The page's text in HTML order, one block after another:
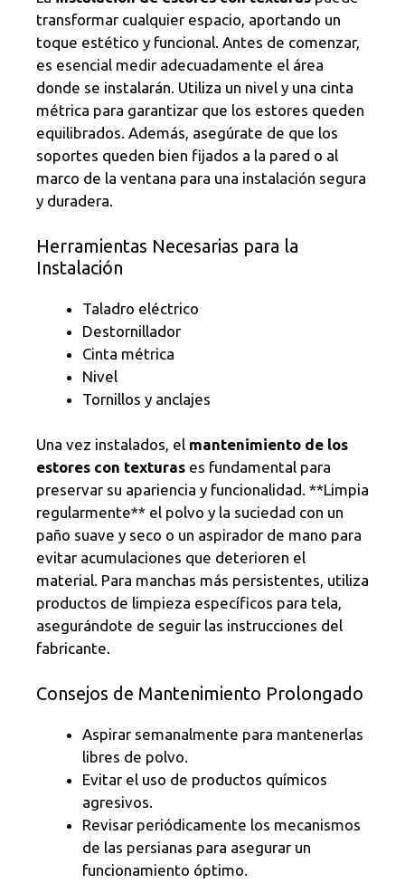
transformar cualquier espacio, aportando un
toque estético y funcional. Antes de comenzar,
es esencial medir adecuadamente el área
donde se instalarán. Utiliza un nivel y una cinta
métrica para garantizar que los estores queden
equilibrados. Además, asegúrate de que los
soportes queden bien fijados a la pared o al
marco de la ventana para una instalación segura
y duradera.
Herramientas Necesarias para la
Instalación
Taladro eléctrico
Destornillador
Cinta métrica
Nivel
Tornillos y anclajes
Una vez instalados, el mantenimiento de los
estores con texturas es fundamental para
preservar su apariencia y funcionalidad. **Limpia
regularmente** el polvo y la suciedad con un
paño suave y seco o un aspirador de mano para
evitar acumulaciones que deterioren el
material. Para manchas más persistentes, utiliza
productos de limpieza específicos para tela,
asegurándote de seguir las instrucciones del
fabricante.
Consejos de Mantenimiento Prolongado
Aspirar semanalmente para mantenerlas
libres de polvo.
Evitar el uso de productos químicos
agresivos.
Revisar periódicamente los mecanismos
de las persianas para asegurar un
funcionamiento óptimo.